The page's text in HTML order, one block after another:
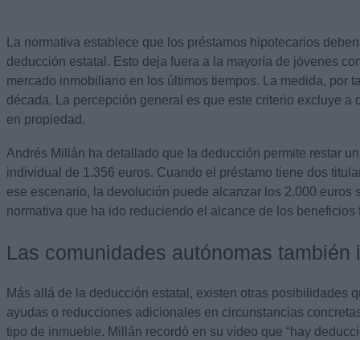
La normativa establece que los préstamos hipotecarios
deducción estatal. Esto deja fuera a la mayoría de jóvenes
mercado inmobiliario en los últimos tiempos. La medida, por
década. La percepción general es que este criterio excluye
en propiedad.
Andrés Millán ha detallado que la deducción permite restar
individual de 1.356 euros. Cuando el préstamo tiene dos
ese escenario, la devolución puede alcanzar los 2.000
normativa que ha ido reduciendo el alcance de los
Las comunidades autónomas también
Más allá de la deducción estatal, existen otras posibilidades
ayudas o reducciones adicionales en circunstancias
tipo de inmueble. Millán recordó en su vídeo que “hay